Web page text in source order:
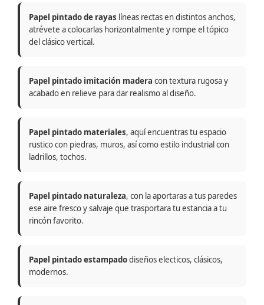
Papel pintado de rayas líneas rectas en distintos anchos,
atrévete a colocarlas horizontalmente y rompe el tópico
del clásico vertical.
Papel pintado imitación madera con textura rugosa y
acabado en relieve para dar realismo al diseño.
Papel pintado materiales, aquí encuentras tu espacio
rustico con piedras, muros, así como estilo industrial con
ladrillos, tochos.
Papel pintado naturaleza, con la aportaras a tus paredes
ese aire fresco y salvaje que trasportara tu estancia a tu
rincón favorito.
Papel pintado estampadodiseños electicos, clásicos,
modernos.